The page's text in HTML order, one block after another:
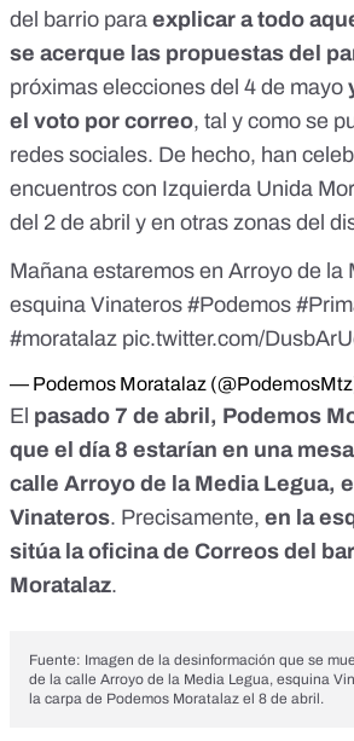
del barrio para explicar a todo
se acerque las propuestas del
próximas elecciones del 4 de mayo
el voto por correo, tal y como se
redes sociales. De hecho, han
encuentros con Izquierda Unida
del 2 de abril y en otras zonas del
Mañana estaremos en Arroyo de la
esquina Vinateros #Podemos
#moratalaz pic.twitter.com/
— Podemos Moratalaz
El pasado 7 de abril, Podemos
que el día 8 estarían en una
calle Arroyo de la Media Legua,
Vinateros. Precisamente, en la
sitúa la oficina de Correos del
Moratalaz.
Fuente: Imagen de la desinformación que se
de la calle Arroyo de la Media Legua, esquina
la carpa de Podemos Moratalaz el 8 de abril.